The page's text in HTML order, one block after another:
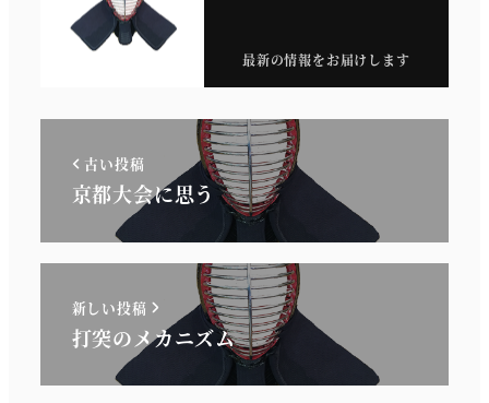
最新の情報をお届けします
古い投稿
京都大会に思う
新しい投稿
打突のメカニズム